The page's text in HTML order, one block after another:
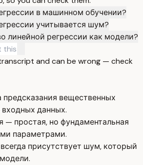
в машинном обучении?
учитывается шум?
линейной регрессии как модели?
and can be wrong — check
предсказания вещественных
входных данных.
— простая, но фундаментальная
параметрами.
присутствует шум, который